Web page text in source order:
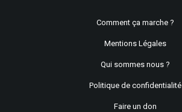
Comment ça marche ?
Mentions Légales
Qui sommes nous ?
Politique de confidentialité
Faire un don